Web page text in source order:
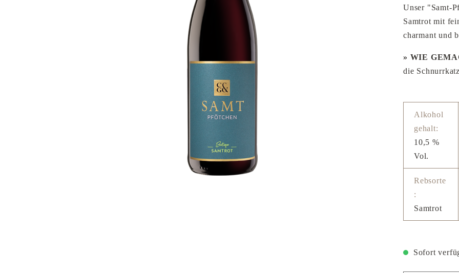
Unser "Samt-
Samtrot mit
charmant und
» WIE
die
Alkohol
gehalt:
10,5 %
Vol.
Rebsorte
:
Samtrot
Sofort